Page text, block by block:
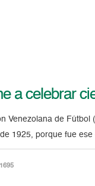
a celebrar
Venezolana de Fútbol
1925, porque fue ese